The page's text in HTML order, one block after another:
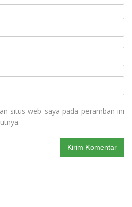
situs web saya pada peramban ini